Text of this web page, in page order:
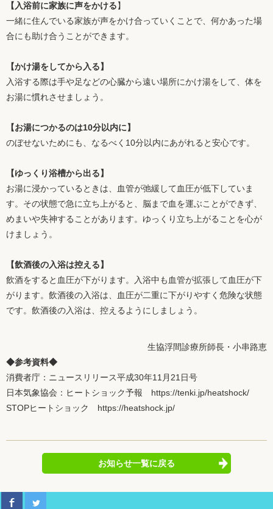
【入浴前に家族に声をかける】
一緒に住んでいる家族が声をかけ合っていくことで、何かあった場
合にも助け合うことができます。
【かけ湯をしてから入る】
入浴する際は手や足などの心臓から遠い場所にかけ湯をして、体を
お湯に慣れさせましょう。
【お湯につかるのは10分以内に】
のぼせないためにも、なるべく10分以内にあがれると安心です。
【ゆっくり浴槽から出る】
お湯に浸かっているときは、血管が弛緩して血圧が低下していま
す。その状態で急に立ち上がると、脳まで血を運ぶことができず、
めまいや失神することがあります。ゆっくり立ち上がることを心が
けましょう。
【飲酒後の入浴は控える】
飲酒をすると血圧が下がります。入浴中も血管が拡張して血圧が下
がります。飲酒後の入浴は、血圧が二重に下がりやすく危険な状態
です。飲酒後の入浴は、控えるようにしましょう。
生協浮間診療所師長・小串路恵
◆参考資料◆
消費者庁：ニュースリリース平成30年11月21日号
日本気象協会：ヒートショック予報 https://tenki.jp/heatshock/
STOPヒートショック https://heatshock.jp/
お知らせ一覧に戻る